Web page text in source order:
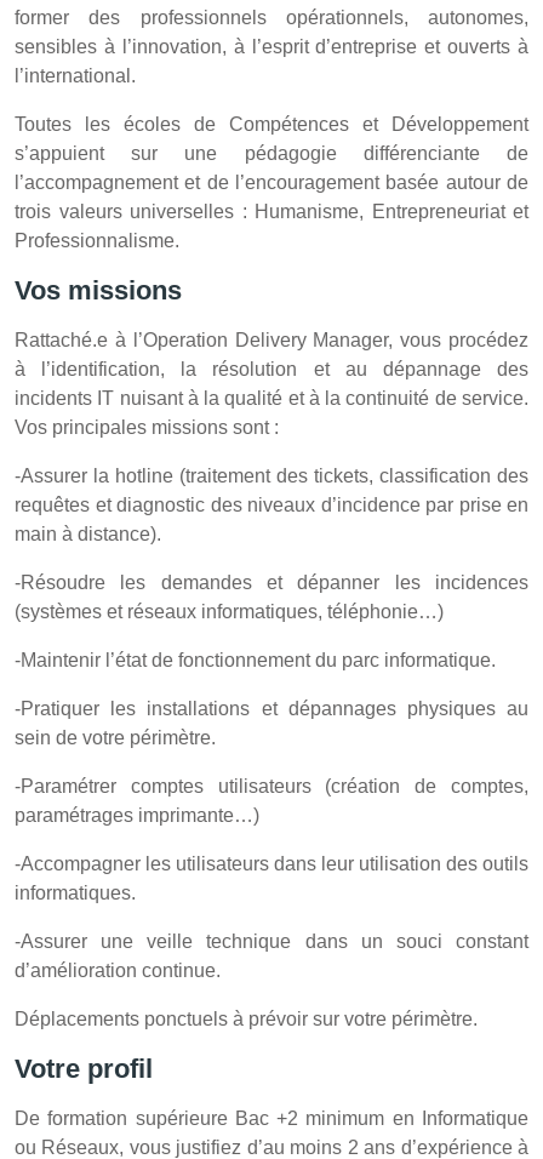
former des professionnels opérationnels, autonomes,
sensibles à l’innovation, à l’esprit d’entreprise et ouverts à
l’international.
Toutes les écoles de Compétences et Développement
s’appuient sur une pédagogie différenciante de
l’accompagnement et de l’encouragement basée autour de
trois valeurs universelles : Humanisme, Entrepreneuriat et
Professionnalisme.
Vos missions
Rattaché.e à l’Operation Delivery Manager, vous procédez
à l’identification, la résolution et au dépannage des
incidents IT nuisant à la qualité et à la continuité de service.
Vos principales missions sont :
-Assurer la hotline (traitement des tickets, classification des
requêtes et diagnostic des niveaux d’incidence par prise en
main à distance).
-Résoudre les demandes et dépanner les incidences
(systèmes et réseaux informatiques, téléphonie…)
-Maintenir l’état de fonctionnement du parc informatique.
-Pratiquer les installations et dépannages physiques au
sein de votre périmètre.
-Paramétrer comptes utilisateurs (création de comptes,
paramétrages imprimante…)
-Accompagner les utilisateurs dans leur utilisation des outils
informatiques.
-Assurer une veille technique dans un souci constant
d’amélioration continue.
Déplacements ponctuels à prévoir sur votre périmètre.
Votre profil
De formation supérieure Bac +2 minimum en Informatique
ou Réseaux, vous justifiez d’au moins 2 ans d’expérience à